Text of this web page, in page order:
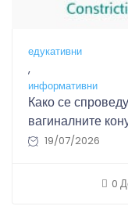
едукативни
,
информативни
Како се
вагиналните
19/07/2026
0